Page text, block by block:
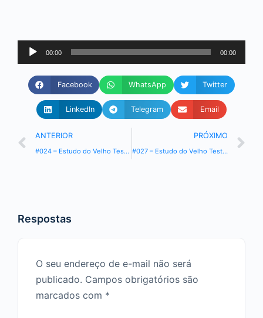
Tocador
de
áudio
00:00 00:00
Facebook WhatsApp Twitter
LinkedIn Telegram Email
ANTERIOR
#024 – Estudo do Velho Testamento – Livro Gênesis
PRÓXIMO
#027 – Estudo do Velho Testamento – Livro Gênesis
Respostas
O seu endereço de e-mail não será
publicado. Campos obrigatórios são
marcados com *